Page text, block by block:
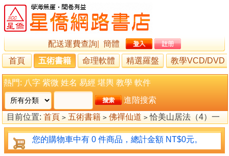
配送運費查詢
簡體
首頁
五術書籍 命理軟體 精選羅盤 教學VCD/DVD
熱門: 八字 紫微 姓名 易經 堪輿 教學 軟件
進階搜索
目前位置: 首頁 > 五術書籍 > 佛禪仙道 > 恰美山居法（4）一
生中山居閉關的實修教法
您的購物車中有 0 件商品，總計金額 NT$0元。